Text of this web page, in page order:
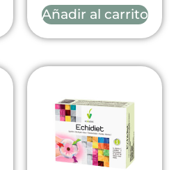
Añadir al carrito